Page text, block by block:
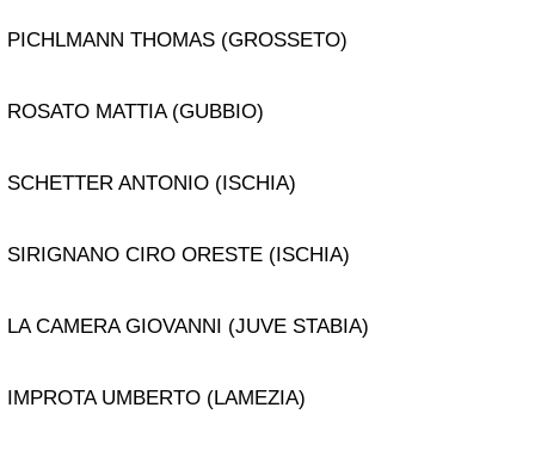
PICHLMANN THOMAS (GROSSETO)
ROSATO MATTIA (GUBBIO)
SCHETTER ANTONIO (ISCHIA)
SIRIGNANO CIRO ORESTE (ISCHIA)
LA CAMERA GIOVANNI (JUVE STABIA)
IMPROTA UMBERTO (LAMEZIA)